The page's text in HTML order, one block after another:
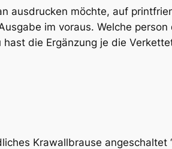
ausdrucken möchte, auf
im voraus. Welche
die Ergänzung je die
Krawallbrause angeschaltet